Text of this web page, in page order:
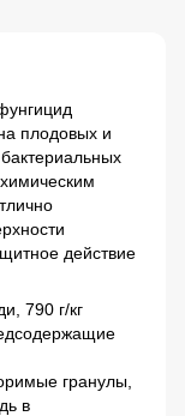
плодовых и
действие
790 г/кг
гранулы,
в